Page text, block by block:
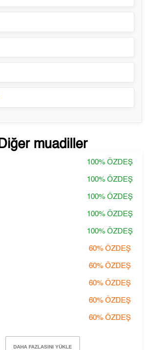
Diğer muadiller
100% ÖZDEŞ
100% ÖZDEŞ
100% ÖZDEŞ
100% ÖZDEŞ
100% ÖZDEŞ
60% ÖZDEŞ
60% ÖZDEŞ
60% ÖZDEŞ
60% ÖZDEŞ
60% ÖZDEŞ
DAHA FAZLASINI YÜKLE